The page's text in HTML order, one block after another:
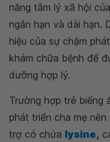
năng tâm lý xã hội
ngắn hạn và dài hạn.
hiệu của sự chậm
khám chữa bệnh để
dưỡng hợp lý.
Trường hợp trẻ biếng
phát triển cha mẹ
trợ có chứa lysine,